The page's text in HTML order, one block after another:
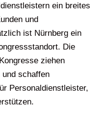
ein breites
und
ist Nürnberg ein
Die
ziehen
schaffen
Personaldienstleister,